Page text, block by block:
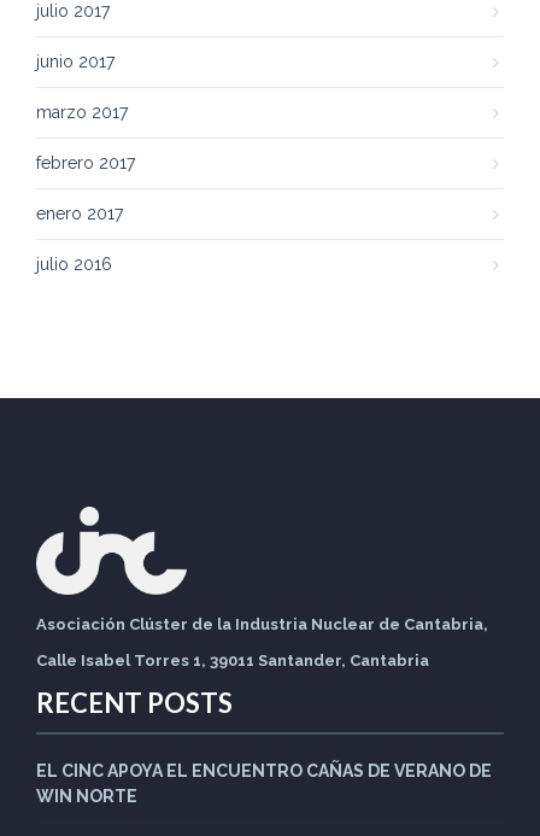
julio 2017
junio 2017
marzo 2017
febrero 2017
enero 2017
julio 2016
Asociación Clúster de la Industria Nuclear de Cantabria,
Calle Isabel Torres 1, 39011 Santander, Cantabria
RECENT POSTS
EL CINC APOYA EL ENCUENTRO CAÑAS DE VERANO DE
WIN NORTE